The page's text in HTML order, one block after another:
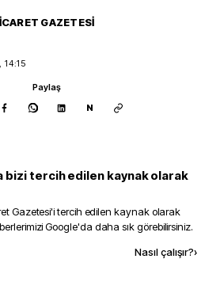
GAZETESI
14:15
Paylaş
N
bizi tercih edilen kaynak olarak
Gazetesi'i tercih edilen kaynak olarak
Google'da daha sık görebilirsiniz.
Nasıl çalışır?›